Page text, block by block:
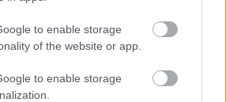
to enable storage
of the website or app.
to enable storage